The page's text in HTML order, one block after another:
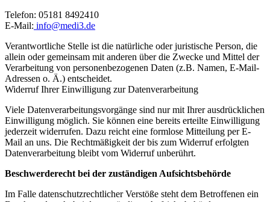
Telefon: 05181 8492410
E-Mail: info@medi3.de
Verantwortliche Stelle ist die natürliche oder juristische Person, die
allein oder gemeinsam mit anderen über die Zwecke und Mittel der
Verarbeitung von personenbezogenen Daten (z.B. Namen, E-Mail-
Adressen o. Ä.) entscheidet.
Widerruf Ihrer Einwilligung zur Datenverarbeitung
Viele Datenverarbeitungsvorgänge sind nur mit Ihrer ausdrücklichen
Einwilligung möglich. Sie können eine bereits erteilte Einwilligung
jederzeit widerrufen. Dazu reicht eine formlose Mitteilung per E-
Mail an uns. Die Rechtmäßigkeit der bis zum Widerruf erfolgten
Datenverarbeitung bleibt vom Widerruf unberührt.
Beschwerderecht bei der zuständigen Aufsichtsbehörde
Im Falle datenschutzrechtlicher Verstöße steht dem Betroffenen ein